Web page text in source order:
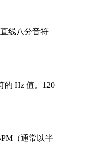
线八分音符
的 Hz 值。120
（通常以半